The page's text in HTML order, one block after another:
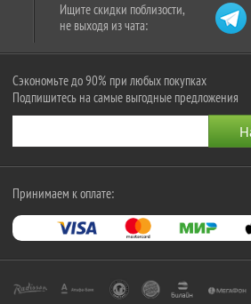
Ищите скидки поблизости,
не выходя из чата:
Сэкономьте до 90% при любых покупках
Подпишитесь на самые выгодные предложения
Принимаем к оплате: